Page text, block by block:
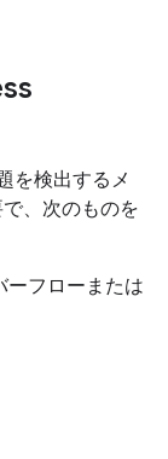
を検出するメ
、次のものを
ーフローまたは